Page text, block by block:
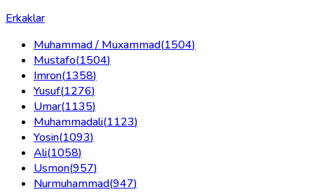
Erkaklar
Muhammad / Muxammad(1504)
Mustafo(1504)
Imron(1358)
Yusuf(1276)
Umar(1135)
Muhammadali(1123)
Yosin(1093)
Ali(1058)
Usmon(957)
Nurmuhammad(947)